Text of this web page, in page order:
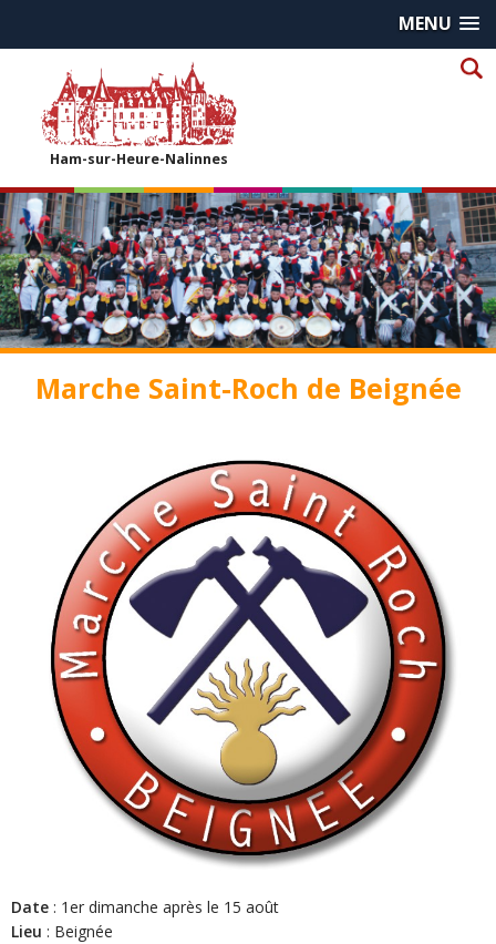
MENU
Ham-sur-Heure-Nalinnes
Marche Saint-Roch de Beignée
Date : 1er dimanche après le 15 août
Lieu : Beignée